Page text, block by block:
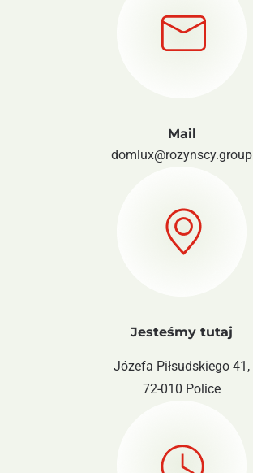
Mail
domlux@rozynscy.group
Jesteśmy tutaj
Józefa Piłsudskiego 41,
72-010 Police